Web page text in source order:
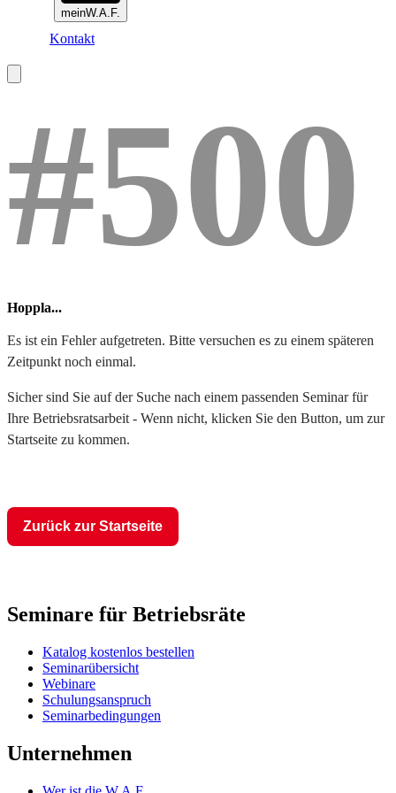
meinW.A.F.
Kontakt
#500
Hoppla...
Es ist ein Fehler aufgetreten. Bitte versuchen es zu einem späteren
Zeitpunkt noch einmal.
Sicher sind Sie auf der Suche nach einem passenden Seminar für
Ihre Betriebsratsarbeit - Wenn nicht, klicken Sie den Button, um zur
Startseite zu kommen.
Zurück zur Startseite
Seminare für Betriebsräte
Katalog kostenlos bestellen
Seminarübersicht
Webinare
Schulungsanspruch
Seminarbedingungen
Unternehmen